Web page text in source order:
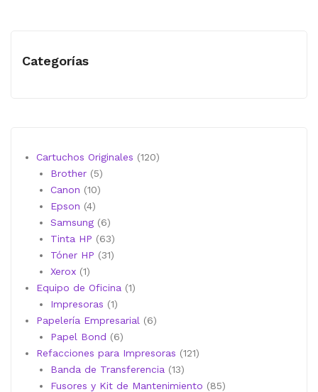
Categorías
Cartuchos Originales 120120
Brother 55
productos
Canon 1010
Epson 44
productos
Samsung 66
productos
Tinta HP 6363
productos
Tóner HP 3131
Xerox 11
producto
Equipo de Oficina 11
Impresoras 11
producto
Papelería Empresarial 66
Papel Bond 66
productos
Refacciones para Impresoras 121121
Banda de Transferencia 1313
productos
Fusores y Kit de Mantenimiento 8585